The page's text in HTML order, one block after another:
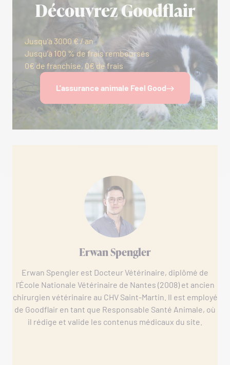
Découvrez Goodflair
Jusqu’à 3000 € / an
Jusqu’à 100 % de frais remboursés
0€ de franchise, 0€ de frais
L'assurance animale Feel Good
Erwan Spengler
Erwan Spengler est Docteur Vétérinaire, diplômé de
l'École Nationale Vétérinaire de Nantes (2008) et ancien
chirurgien vétérinaire au CHV Saint-Martin. Il est employé
de Goodflair en tant que Responsable Santé Animale, où
il rédige et valide les contenus médicaux du site.